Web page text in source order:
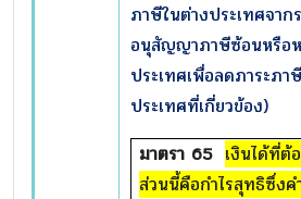
ภาษีในต่างประเทศจาก
อนุสัญญาภาษีซ้อนหรือ
ประเทศเพื่อลดภาระภ
ประเทศที่เกี่ยวข้อง)
มาตรา 65 เงินได้ที่ต้
ส่วนนี้คือกำไรสุทธิซึ่ง